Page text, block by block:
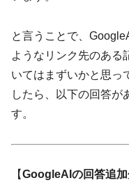
と言うことで、
ようなリンク先のある
いてはまずいかと思っ
したら、以下の回答が
す。
【GoogleAIの回答追